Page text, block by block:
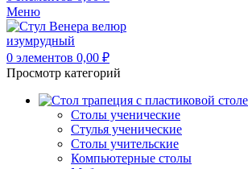
Меню
0 элементов 0,00 ₽
Просмотр категорий
Столы ученические
Стулья ученические
Столы учительские
Компьютерные столы